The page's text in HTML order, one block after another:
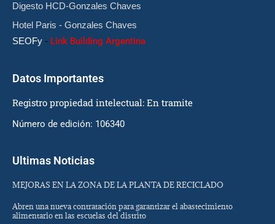
Digesto HCD-Gonzales Chaves
Hotel Paris - Gonzales Chaves
SEOFy - Link Building Argentina
Datos Importantes
Registro propiedad intelectual: En tramite
Número de edición: 106340
Ultimas Noticias
MEJORAS EN LA ZONA DE LA PLANTA DE RECICLADO
Abren una nueva contratación para garantizar el abastecimiento
alimentario en las escuelas del distrito